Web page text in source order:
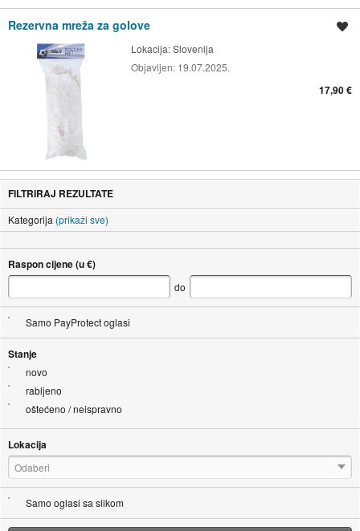
Rezervna mreža za golove
Lokacija:Slovenija
Objavljen: 19.07.2025.
17,90 €
FILTRIRAJ REZULTATE
Kategorija (prikaži sve)
Raspon cijene (u €)
do
Samo PayProtect oglasi
Stanje
novo
rabljeno
oštećeno / neispravno
Lokacija
Odaberi
Samo oglasi sa slikom